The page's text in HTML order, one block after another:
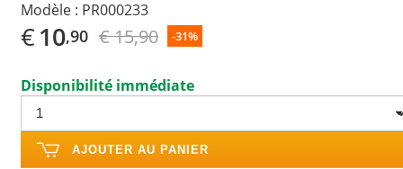
Modèle : PR000233
€10,90 € 15,90 -31%
Disponibilité immédiate
AJOUTER AU PANIER